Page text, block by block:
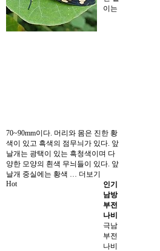
이는
70~90mm이다. 머리와 몸은 진한 황
색이 있고 흑색의 점무늬가 있다. 앞
날개는 광택이 있는 흑청색이며 다
양한 모양의 흰색 무늬들이 있다. 앞
날개 중실에는 황색 … 더보기
Hot
인기
남방
부전
나비
극남
부전
나비